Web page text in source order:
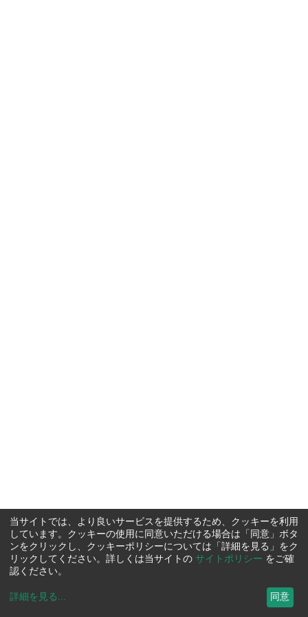
当サイトでは、より良いサービスを提供するため、クッキーを利用
しています。クッキーの使用に同意いただける場合は「同意」ボタ
ンをクリックし、クッキーポリシーについては「詳細を見る」をク
リックしてください。詳しくは当サイトの サイトポリシー をご確
認ください。
詳細を見る ... 同意